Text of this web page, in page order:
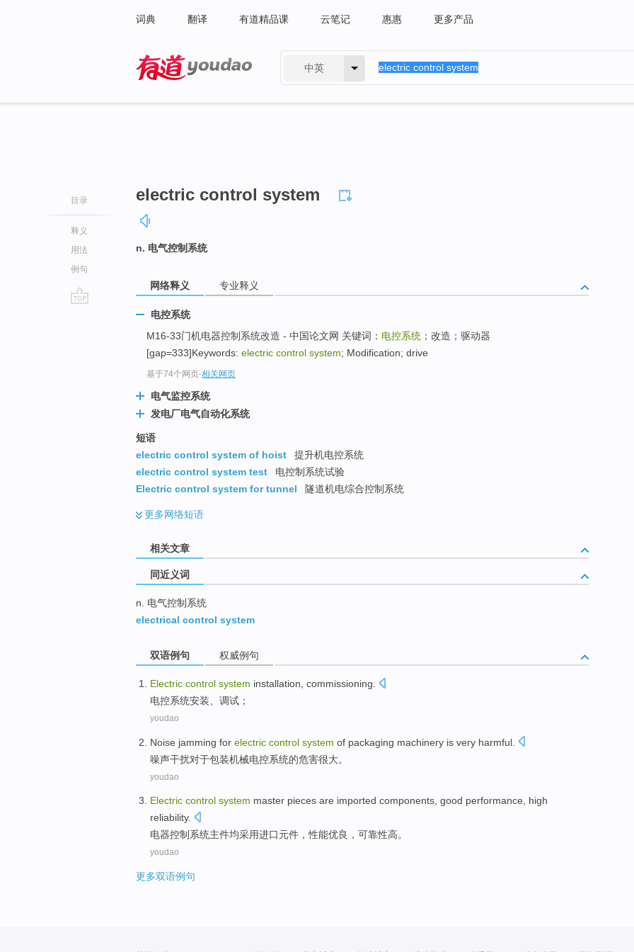
词典 翻译 有道精品课 云笔记 惠惠 更多产品
中英
目录
释义
用法
例句
electric control system
n. 电气控制系统
网络释义 专业释义
电控系统
M16-33门机电器控制系统改造 - 中国论文网 关键词： 电控系统 ；改造；驱动器
[gap=333]Keywords: electric control system; Modification; drive
基于74个网页-相关网页
电气监控系统
发电厂电气自动化系统
短语
electric control system of hoist
提升机电控系统
electric control system test
电控制系统试验
Electric control system for tunnel
隧道机电综合控制系统
更多网络短语
相关文章
同近义词
n. 电气控制系统
electrical control system
双语例句 权威例句
Electric control system installation commissioning
电控系统安装 调试 ；
youdao
Noise jamming for electric control system of packaging machinery is very harmful
噪声干扰对于包装机械电控系统的危害很大。
youdao
Electric control system master pieces are imported components, good performance, high
reliability.
电器控制 系统主件均采用进口元件 ，性能优良 ，可靠性高。
youdao
更多双语例句